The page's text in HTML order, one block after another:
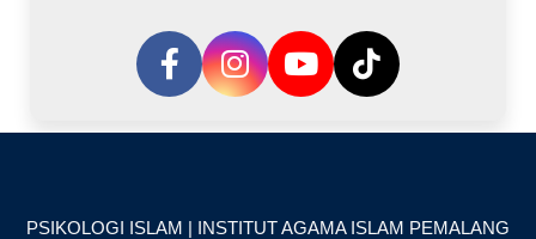
PSIKOLOGI ISLAM | INSTITUT AGAMA ISLAM PEMALANG